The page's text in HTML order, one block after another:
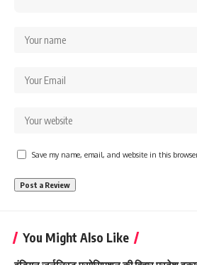
Save my name, email, and website in this
You Might Also Like